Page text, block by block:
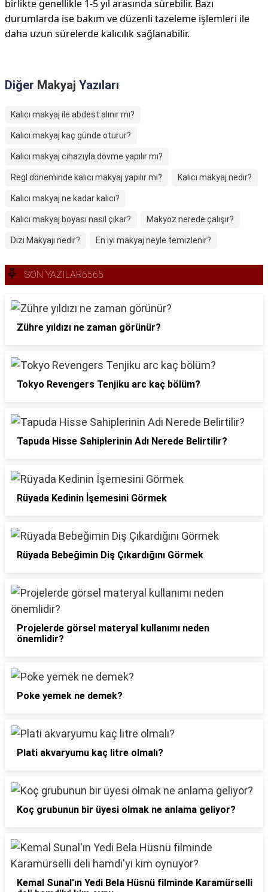
birlikte genellikle 1-5 yıl arasında sürebilir. Bazı
durumlarda ise bakım ve düzenli tazeleme işlemleri ile
daha uzun sürelerde kalıcılık sağlanabilir.
Diğer Makyaj Yazıları
Kalıcı makyaj ile abdest alınır mı?
Kalıcı makyaj kaç günde oturur?
Kalıcı makyaj cihazıyla dövme yapılır mı?
Regl döneminde kalıcı makyaj yapılır mı? Kalıcı makyaj nedir?
Kalıcı makyaj ne kadar kalıcı?
Kalıcı makyaj boyası nasıl çıkar? Makyöz nerede çalışır?
Dizi Makyajı nedir? En iyi makyaj neyle temizlenir?
SON YAZILAR6565
Zühre yıldızı ne zaman görünür?
Tokyo Revengers Tenjiku arc kaç bölüm?
Tapuda Hisse Sahiplerinin Adı Nerede Belirtilir?
Rüyada Kedinin İşemesini Görmek
Rüyada Bebeğimin Diş Çıkardığını Görmek
Projelerde görsel materyal kullanımı neden
önemlidir?
Poke yemek ne demek?
Plati akvaryumu kaç litre olmalı?
Koç grubunun bir üyesi olmak ne anlama geliyor?
Kemal Sunal'ın Yedi Bela Hüsnü filminde Karamürselli